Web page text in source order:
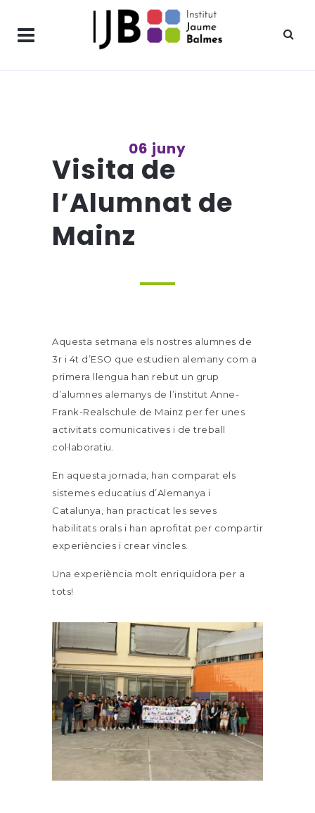
06 juny
Visita de
l’Alumnat de
Mainz
Aquesta setmana els nostres alumnes de
3r i 4t d’ESO que estudien alemany com a
primera llengua han rebut un grup
d’alumnes alemanys de l’institut Anne-
Frank-Realschule de Mainz per fer unes
activitats comunicatives i de treball
col·laboratiu.
En aquesta jornada, han comparat els
sistemes educatius d’Alemanya i
Catalunya, han practicat les seves
habilitats orals i han aprofitat per compartir
experiències i crear vincles.
Una experiència molt enriquidora per a
tots!